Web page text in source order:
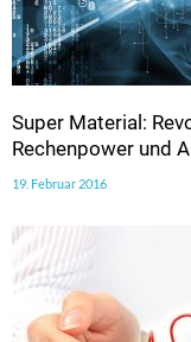
Super Material:
Rechenpower und
19. Februar 2016